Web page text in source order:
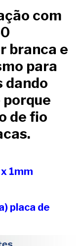
com
branca e
para
dando
de fio
1mm
placa de